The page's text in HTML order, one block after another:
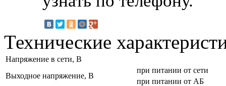
Технические
Напряжение в сети, В
Выходное напряжение, В
при питании от сети
при питании от АБ